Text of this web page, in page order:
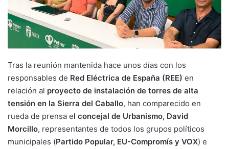
Tras la reunión mantenida hace unos días con los
responsables de Red Eléctrica de España (REE) en
relación al proyecto de instalación de torres de alta
tensión en la Sierra del Caballo, han comparecido en
rueda de prensa el concejal de Urbanismo, David
Morcillo, representantes de todos los grupos políticos
municipales (Partido Popular, EU-Compromís y VOX) e